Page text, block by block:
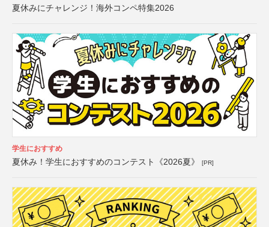
夏休みにチャレンジ！海外コンペ特集2026
学生におすすめ
夏休み！学生におすすめのコンテスト《2026夏》 [PR]